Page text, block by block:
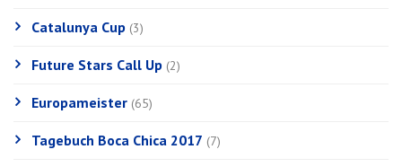
Catalunya Cup (3)
Future Stars Call Up (2)
Europameister (65)
Tagebuch Boca Chica 2017 (7)